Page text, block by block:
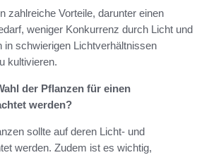
zahlreiche Vorteile, darunter einen
weniger Konkurrenz durch Licht und
in schwierigen Lichtverhältnissen
kultivieren.
der Pflanzen für einen
werden?
sollte auf deren Licht- und
werden. Zudem ist es wichtig,